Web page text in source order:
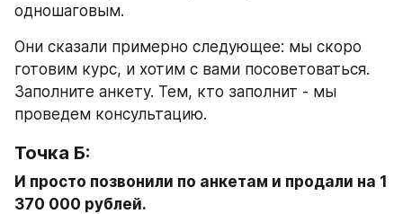
одношаговым.
Они сказали примерно следующее: мы скоро
готовим курс, и хотим с вами посоветоваться.
Заполните анкету. Тем, кто заполнит - мы
проведем консультацию.
Точка Б:
И просто позвонили по анкетам и продали на 1
370 000 рублей.